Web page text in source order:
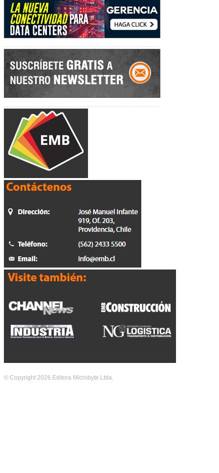
© Copyright 2026 Editora Microbyte Ltda.